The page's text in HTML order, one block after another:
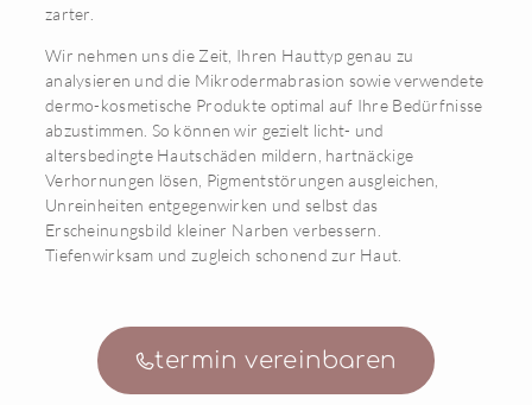
zarter.
Wir nehmen uns die Zeit, Ihren Hauttyp genau zu
analysieren und die Mikrodermabrasion sowie verwendete
dermo-kosmetische Produkte optimal auf Ihre Bedürfnisse
abzustimmen. So können wir gezielt licht- und
altersbedingte Hautschäden mildern, hartnäckige
Verhornungen lösen, Pigmentstörungen ausgleichen,
Unreinheiten entgegenwirken und selbst das
Erscheinungsbild kleiner Narben verbessern.
Tiefenwirksam und zugleich schonend zur Haut.
termin vereinbaren